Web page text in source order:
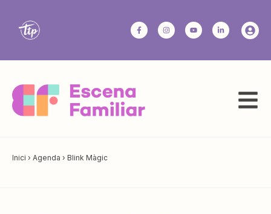
Inici › Agenda › Blink Màgic